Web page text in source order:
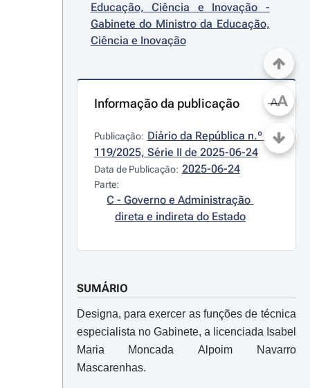
Educação, Ciência e Inovação -
Gabinete do Ministro da Educação,
Ciência e Inovação
Informação da publicação
Publicação: Diário da República n.º
119/2025, Série II de 2025-06-24
Data de Publicação: 2025-06-24
Parte:
C - Governo e Administração
direta e indireta do Estado
SUMÁRIO
Designa, para exercer as funções de técnica
especialista no Gabinete, a licenciada Isabel
Maria Moncada Alpoim Navarro
Mascarenhas.
AA